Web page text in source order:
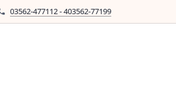
03562-477112 - 403562-77199